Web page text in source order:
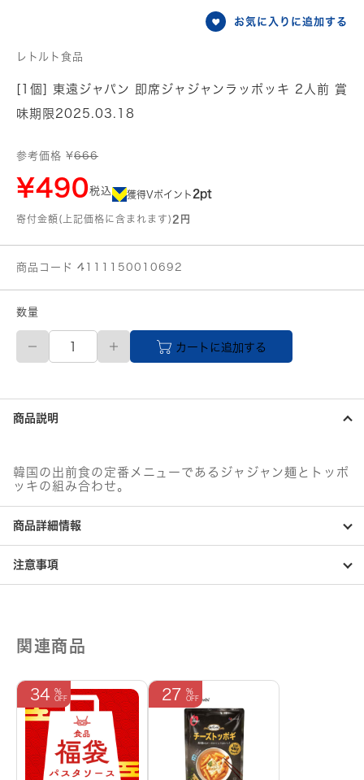
お気に入りに追加する
レトルト食品
[1個] 東遠ジャパン 即席ジャジャンラッポッキ 2人前 賞
味期限2025.03.18
参考価格 ¥666
¥490税込 獲得Vポイント 2pt
寄付金額(上記価格に含まれます) 2円
商品コード 4111150010692
数量
東
ジ
パ
ン
即
ャ
ジ
ラ
ッ
ポ
ッ
キ
カートに追加する
商品説明
韓国の出前食の定番メニューであるジャジャン麺とトッポ
ッキの組み合わせ。
商品詳細情報
注意事項
関連商品
34 27